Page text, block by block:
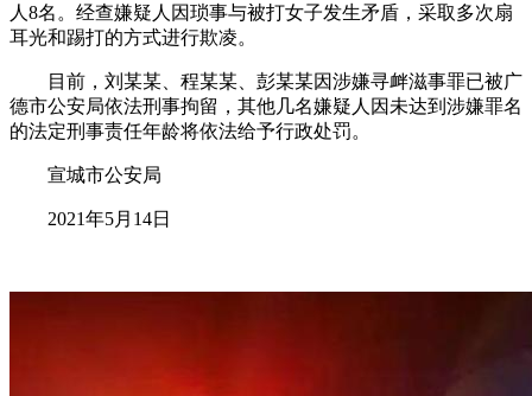
人8名。经查嫌疑人因琐事与被打女子发生矛盾，采取多次扇
耳光和踢打的方式进行欺凌。
目前，刘某某、程某某、彭某某因涉嫌寻衅滋事罪已被广
德市公安局依法刑事拘留，其他几名嫌疑人因未达到涉嫌罪名
的法定刑事责任年龄将依法给予行政处罚。
宣城市公安局
2021年5月14日